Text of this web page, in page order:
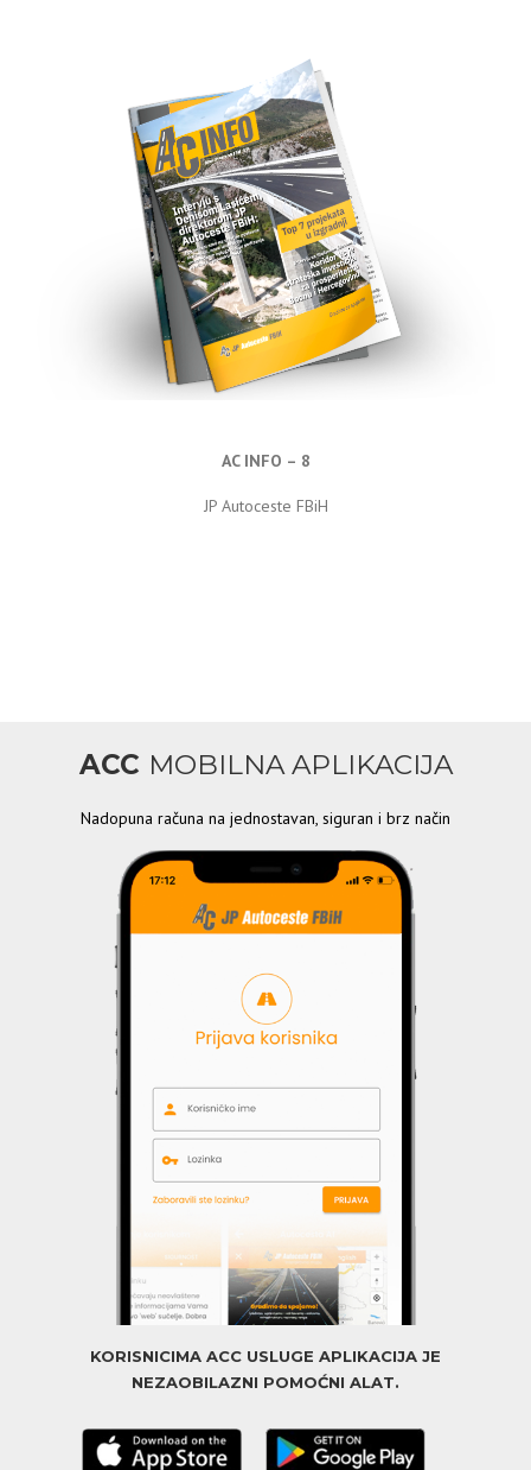
AC INFO – 8
JP Autoceste FBiH
ACC MOBILNA APLIKACIJA
Nadopuna računa na jednostavan, siguran i brz način
KORISNICIMA ACC USLUGE APLIKACIJA JE
NEZAOBILAZNI POMOĆNI ALAT.